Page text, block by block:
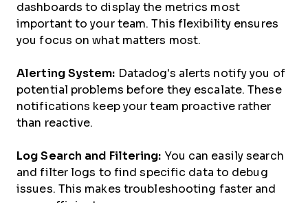
dashboards to display the metrics most
important to your team. This flexibility ensures
you focus on what matters most.
Alerting System: Datadog's alerts notify you of
potential problems before they escalate. These
notifications keep your team proactive rather
than reactive.
Log Search and Filtering: You can easily search
and filter logs to find specific data to debug
issues. This makes troubleshooting faster and